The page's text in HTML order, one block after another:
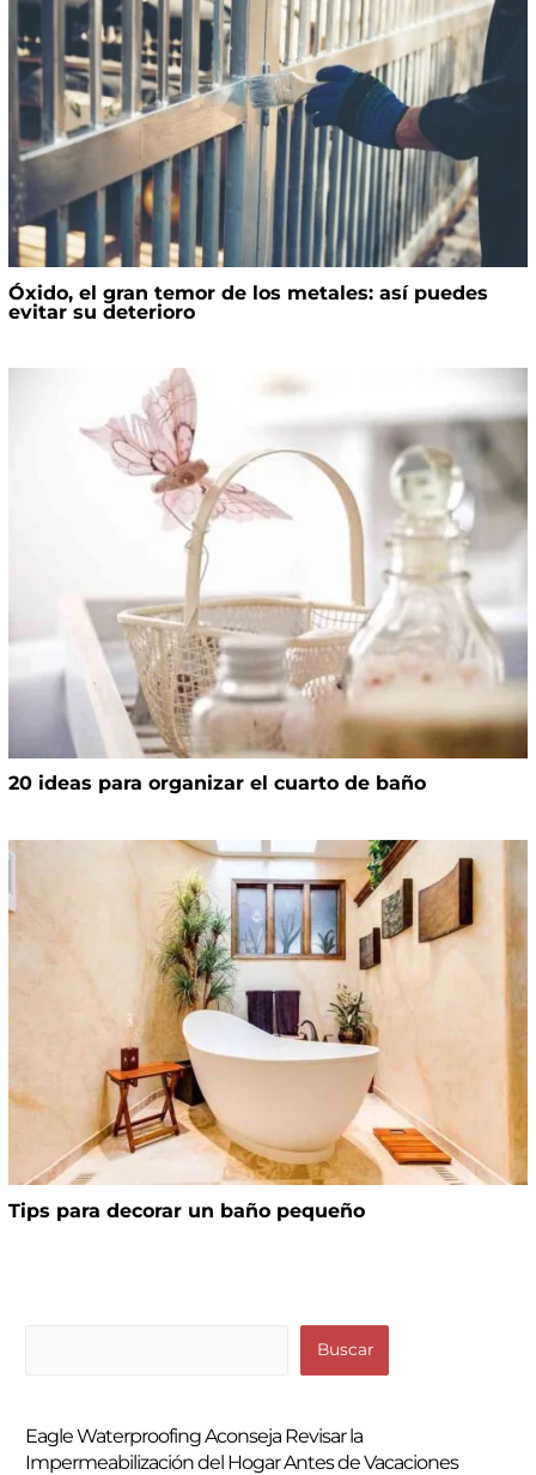
Óxido, el gran temor de los metales: así puedes
evitar su deterioro
20 ideas para organizar el cuarto de baño
Tips para decorar un baño pequeño
c
a
Buscar
Eagle Waterproofing Aconseja Revisar la
Impermeabilización del Hogar Antes de Vacaciones